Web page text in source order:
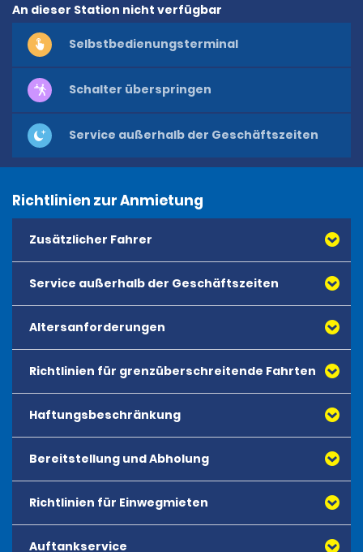
An dieser Station nicht verfügbar
Selbstbedienungsterminal
Schalter überspringen
Service außerhalb der Geschäftszeiten
Richtlinien zur Anmietung
Zusätzlicher Fahrer
Service außerhalb der Geschäftszeiten
Reservierungen außerhalb der Geschäftszeiten sind
nicht verfügbar.
Altersanforderungen
Das Mindestalter für die Anmietung aller Fahrzeuge
beträgt 18 Jahre. Es gibt kein Höchstalter für
Anmietungen.
Richtlinien für grenzüberschreitende Fahrten
Haftungsbeschränkung
Bereitstellung und Abholung
Richtlinien für Einwegmieten
Auftankservice